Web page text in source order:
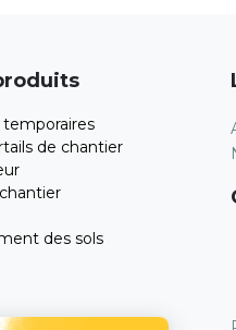
de chantier
des sols